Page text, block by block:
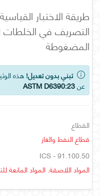
طريقة الاختبار
التصريف في الخلطات
المضغوطة
تبني بدون تعديل! هذه
عنASTM D6390:23
القطاع
قطاع النفط والغاز
ICS - 91.100.50
المواد اللاصقة. المواد المانعة